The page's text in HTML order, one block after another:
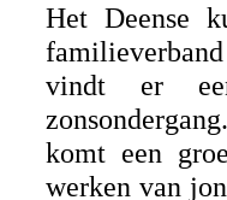
Het Deense
vindt er
komt een
werken van